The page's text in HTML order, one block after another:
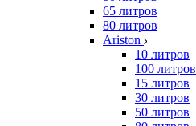
65 литров
80 литров
Ariston
10 литров
100 литров
15 литров
30 литров
50 литров